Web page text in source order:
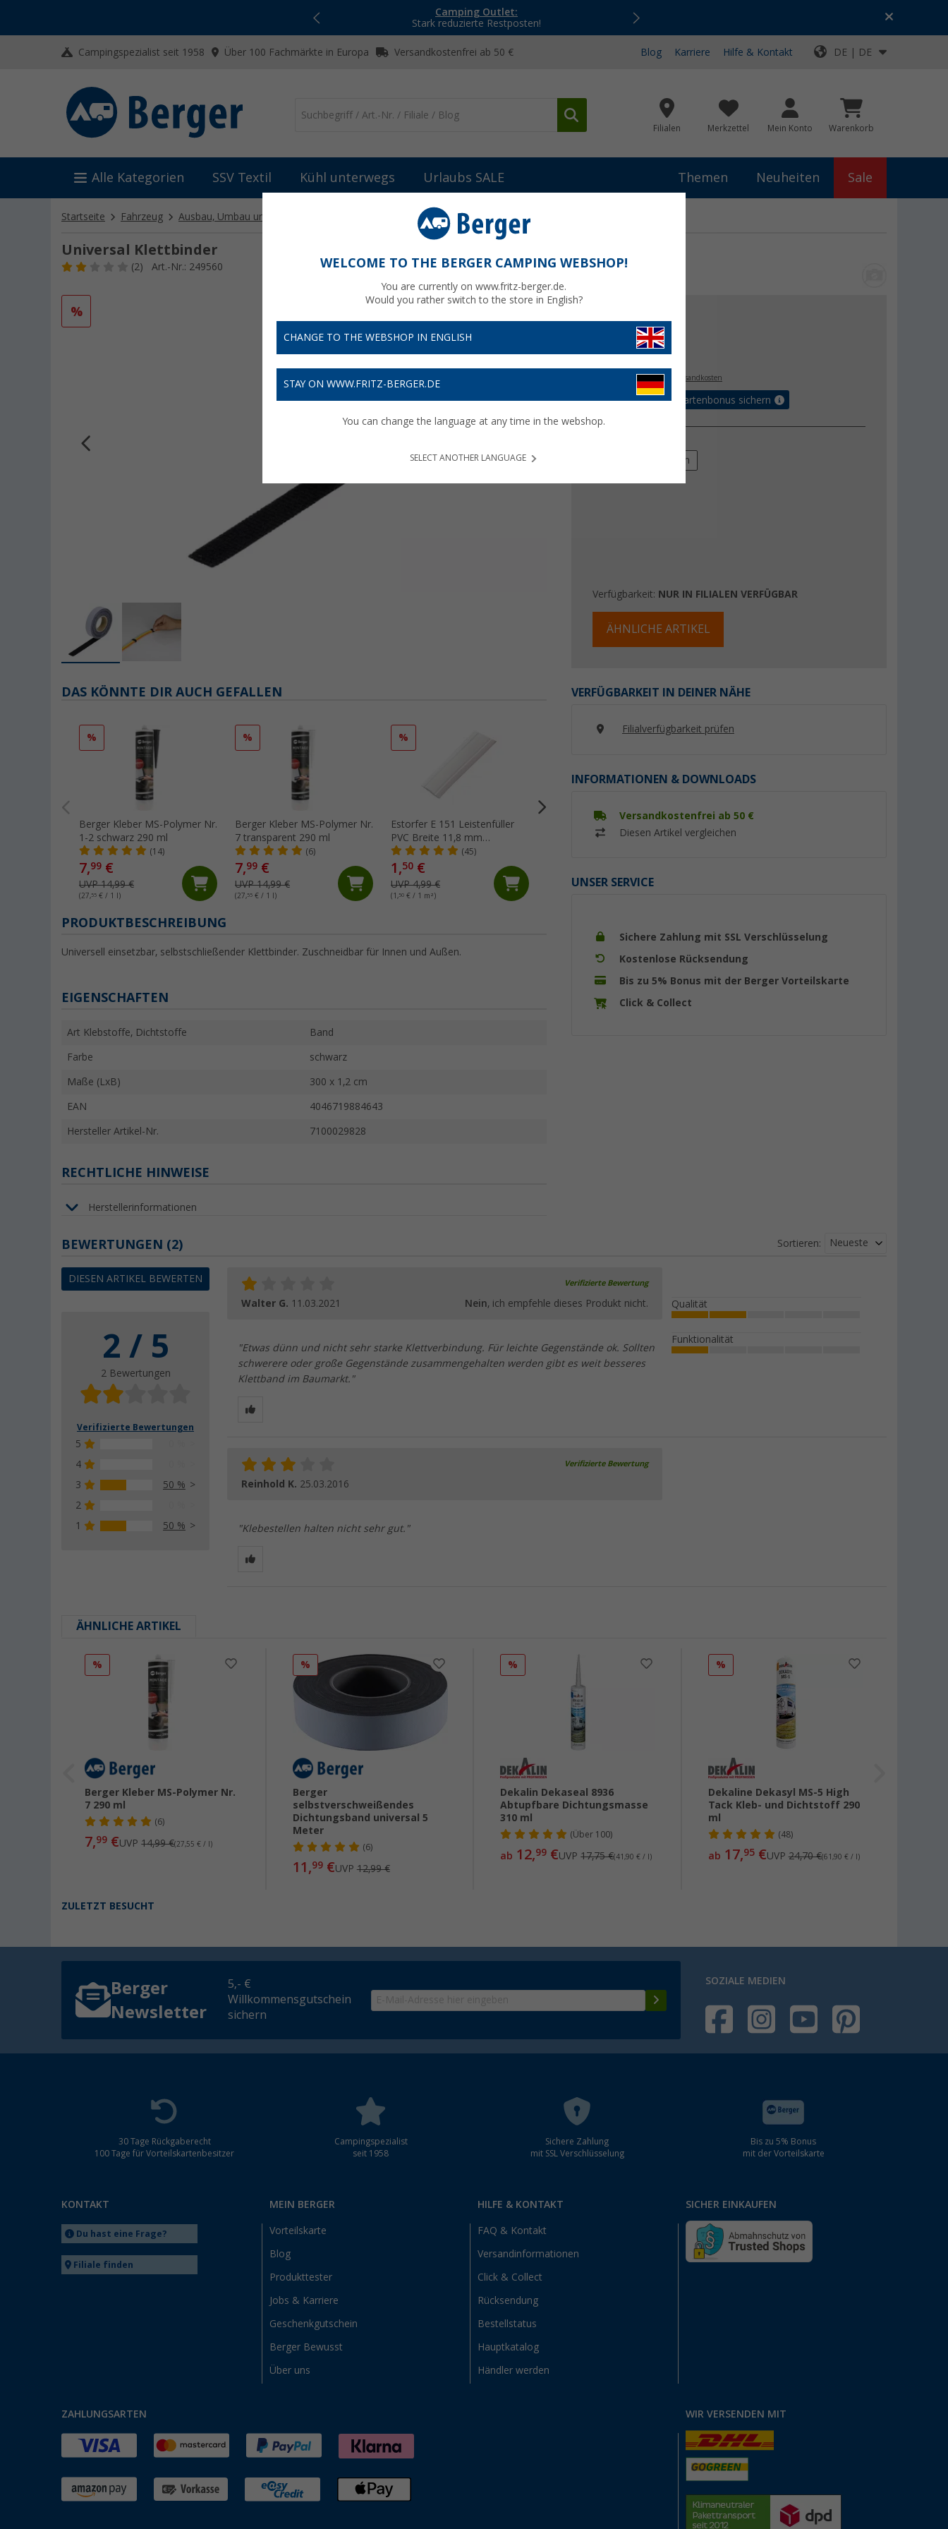
Camping Outlet:
Stark reduzierte Restposten!
Top-Deals für dein Abenteuer!
Campingspezialist seit 1958 Über 100 Fachmärkte in Europa Versandkostenfrei ab 50 € Blog Karriere Hilfe & Kontakt DE | DE
Filialen Merkzettel Mein Konto Warenkorb
Alle Kategorien SSV Textil Kühl unterwegs Urlaubs SALE Themen Neuheiten Sale
Startseite Fahrzeug Ausbau, Umbau und Innenausbau Klebstoffe & Dichtmittel Universal Klettbinder
Universal Klettbinder
(2) Art.-Nr.: 249560
%
€
zzgl. Versandkosten
Bis zu 5% Vorteilskartenbonus sichern
125 cm
Verfügbarkeit: NUR IN FILIALEN VERFÜGBAR
ÄHNLICHE ARTIKEL
VERFÜGBARKEIT IN DEINER NÄHE
Filialverfügbarkeit prüfen
INFORMATIONEN & DOWNLOADS
Versandkostenfrei ab 50 €
Diesen Artikel vergleichen
UNSER SERVICE
Sichere Zahlung mit SSL Verschlüsselung
Kostenlose Rücksendung
Bis zu 5% Bonus mit der Berger Vorteilskarte
Click & Collect
DAS KÖNNTE DIR AUCH GEFALLEN
%
Berger Kleber MS-Polymer Nr.
1-2 schwarz 290 ml
(14)
7,99 €
UVP 14,99 €
(27,55 € / 1 l)
%
Berger Kleber MS-Polymer Nr.
7 transparent 290 ml
(6)
7,99 €
UVP 14,99 €
(27,55 € / 1 l)
%
Estorfer E 151 Leistenfüller
PVC Breite 11,8 mm
Meterware weiß(45)
1,50 €
UVP 4,99 €
(1,50 € / 1 m²)
Dekalin Dekaseal 8936
Abtupfbare Dichtungsmasse
UVP 17,75 €
%
Flauschvorhang
PRODUKTBESCHREIBUNG
Universell einsetzbar, selbstschließender Klettbinder. Zuschneidbar für Innen und Außen.
EIGENSCHAFTEN
Art Klebstoffe, Dichtstoffe Band
Farbe schwarz
Maße (LxB) 300 x 1,2 cm
EAN 4046719884643
Hersteller Artikel-Nr. 7100029828
RECHTLICHE HINWEISE
Herstellerinformationen
BEWERTUNGEN (2)
DIESEN ARTIKEL BEWERTEN
2 / 5
2 Bewertungen
Verifizierte Bewertungen
5
4
3
50 %
2
1
50 %
Sortieren: Neueste
Verifizierte Bewertung
Walter G. 11.03.2021 Nein, ich empfehle dieses Produkt nicht.
"Etwas dünn und nicht sehr starke Klettverbindung. Für leichte Gegenstände ok. Sollten
schwerere oder große Gegenstände zusammengehalten werden gibt es weit besseres
Klettband im Baumarkt."
Qualität
Funktionalität
Verifizierte Bewertung
Reinhold K. 25.03.2016
"Klebestellen halten nicht sehr gut."
ÄHNLICHE ARTIKEL
%
Berger Kleber MS-Polymer Nr.
7 290 ml
(6)
7,99 €UVP14,99 €(27,55 € / l)
%
Berger
selbstverschweißendes
Dichtungsband universal 5
Meter
(6)
11,99€UVP 12,99 €
%
Dekalin Dekaseal 8936
Abtupfbare Dichtungsmasse
310 ml
(Über 100)
ab 12,99 €UVP17,75 €(41,90 € / l)
%
Dekaline Dekasyl MS-5 High
Tack Kleb- und Dichtstoff 290
ml
(48)
ab 17,95€UVP 24,70 €(61,90 € / l)
ZULETZT BESUCHT
Berger
Newsletter
5,- €
Willkommensgutschein
sichern
SOZIALE MEDIEN
30 Tage Rückgaberecht
100 Tage für Vorteilskartenbesitzer
Campingspezialist
seit 1958
Sichere Zahlung
mit SSL Verschlüsselung
Bis zu 5% Bonus
mit der Vorteilskarte
KONTAKT
Du hast eine Frage?
Filiale finden
MEIN BERGER
Vorteilskarte
Blog
Produkttester
Jobs & Karriere
Geschenkgutschein
Berger Bewusst
Über uns
HILFE & KONTAKT
FAQ & Kontakt
Versandinformationen
Click & Collect
Rücksendung
Bestellstatus
Hauptkatalog
Händler werden
SICHER EINKAUFEN
ZAHLUNGSARTEN WIR VERSENDEN MIT
WELCOME TO THE BERGER CAMPING WEBSHOP!
You are currently on www.fritz-berger.de.
Would you rather switch to the store in English?
CHANGE TO THE WEBSHOP IN ENGLISH
STAY ON WWW.FRITZ-BERGER.DE
You can change the language at any time in the webshop.
SELECT ANOTHER LANGUAGE